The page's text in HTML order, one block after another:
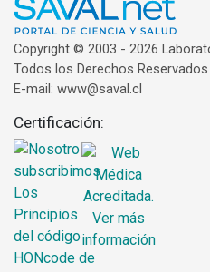
Copyright © 2003 - 2026
Todos los Derechos Reservados
E-mail: www@saval.cl
Certificación: